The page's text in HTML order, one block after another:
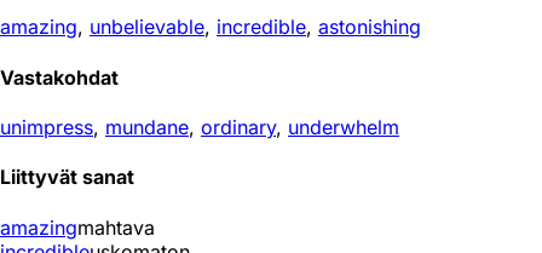
amazing, unbelievable, incredible, astonishing
Vastakohdat
unimpress, mundane, ordinary, underwhelm
Liittyvät sanat
amazingmahtava